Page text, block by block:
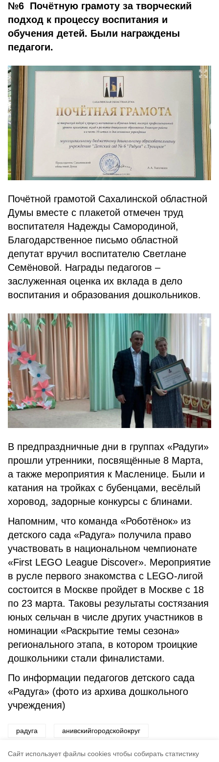
Cайт использует файлы cookies чтобы собирать статистику
№6 Почётную грамоту за творческий
подход к процессу воспитания и
обучения детей. Были награждены
педагоги.
Почётной грамотой Сахалинской областной
Думы вместе с плакетой отмечен труд
воспитателя Надежды Самородиной,
Благодарственное письмо областной
депутат вручил воспитателю Светлане
Семёновой. Награды педагогов –
заслуженная оценка их вклада в дело
воспитания и образования дошкольников.
В предпраздничные дни в группах «Радуги»
прошли утренники, посвящённые 8 Марта,
а также мероприятия к Масленице. Были и
катания на тройках с бубенцами, весёлый
хоровод, задорные конкурсы с блинами.
Напомним, что команда «Роботёнок» из
детского сада «Радуга» получила право
участвовать в национальном чемпионате
«First LEGO League Discover». Мероприятие
в русле первого знакомства с LEGO-лигой
состоится в Москве пройдет в Москве с 18
по 23 марта. Таковы результаты состязания
юных сельчан в числе других участников в
номинации «Раскрытие темы сезона»
регионального этапа, в котором троицкие
дошкольники стали финалистами.
По информации педагогов детского сада
«Радуга» (фото из архива дошкольного
учреждения)
радуга анивскийгородскойокруг
детскийсад почётнаяграмота